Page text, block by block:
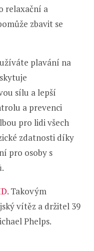
relaxační a
zbavit se
plavání na
sílu a lepší
a prevenci
pro lidi všech
zdatnosti díky
pro osoby s
. Takovým
vítěz a držitel 39
Phelps.